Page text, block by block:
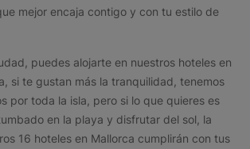
mejor encaja contigo y con tu estilo de
puedes alojarte en nuestros hoteles en
si te gustan más la tranquilidad, tenemos
por toda la isla, pero si lo que quieres es
en la playa y disfrutar del sol, la
16 hoteles en Mallorca cumplirán con tus